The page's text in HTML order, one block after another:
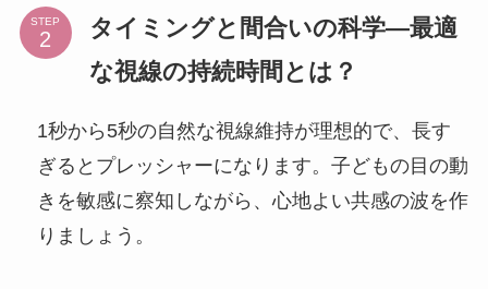
STEP
タイミングと間合いの科学—最適
な視線の持続時間とは？
1秒から5秒の自然な視線維持が理想的で、長す
ぎるとプレッシャーになります。子どもの目の動
きを敏感に察知しながら、心地よい共感の波を作
りましょう。